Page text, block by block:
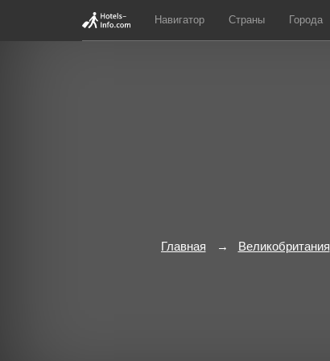
Навигатор Страны Города
Главная Великобритания